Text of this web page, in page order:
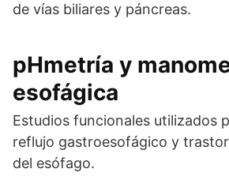
de vías biliares y páncreas.
pHmetría y
esofágica
Estudios funcionales utilizados
reflujo gastroesofágico y
del esófago.